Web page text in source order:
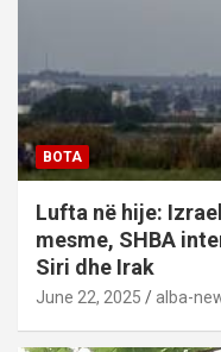
BOTA
Lufta në hije:
mesme, SHBA
Siri dhe Irak
June 22, 2025 alba-